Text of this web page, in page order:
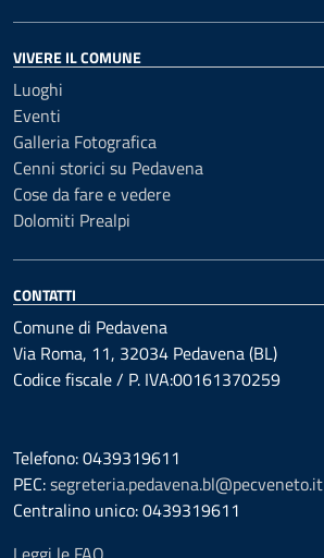
VIVERE IL COMUNE
Luoghi
Eventi
Galleria Fotografica
Cenni storici su Pedavena
Cose da fare e vedere
Dolomiti Prealpi
CONTATTI
Comune di Pedavena
Via Roma, 11, 32034 Pedavena (BL)
Codice fiscale / P. IVA:00161370259
Telefono: 0439319611
PEC:segreteria.pedavena.bl@pecveneto.it
Centralino unico: 0439319611